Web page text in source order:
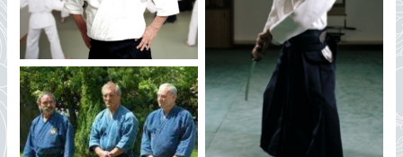
Tamura Sensei
René VDB, Pascal Kriger,